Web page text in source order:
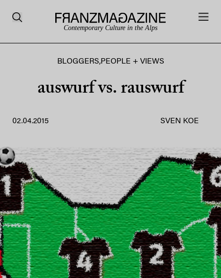
Contemporary Culture in the Alps
BLOGGERS,PEOPLE + VIEWS
auswurf vs. rauswurf
02.04.2015 SVEN KOE